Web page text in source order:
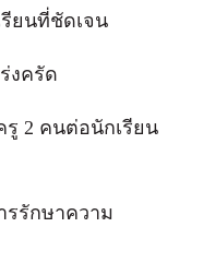
ยนที่ชัดเจน
งครัด
2 คนต่อนักเรียน
รรักษาความ